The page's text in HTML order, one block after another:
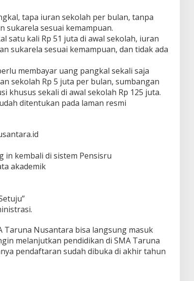
tapa iuran sekolah per bulan, tanpa
sukarela sesuai kemampuan.
satu kali Rp 51 juta di awal sekolah, iuran
sukarela sesuai kemampuan, dan tidak ada
membayar uang pangkal sekali saja
sekolah Rp 5 juta per bulan, sumbangan
khusus sekali di awal sekolah Rp 125 juta.
ditentukan pada laman resmi
in kembali di sistem Pensisru
akademik
Taruna Nusantara bisa langsung masuk
melanjutkan pendidikan di SMA Taruna
pendaftaran sudah dibuka di akhir tahun